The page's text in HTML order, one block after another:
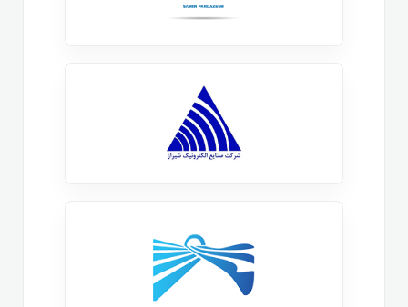
مهارت های ضروری در زمینه یادداشت برداری دیجیتال و
می خواهید از صفر تا صد با قابلیت های وان نوت
(OneNote) آشنا شوید، این دوره میتواند به شما کمک
کند. همچنین، افرادی که قصد دارند به صورت حرفه ای از
از محتوای این دوره بهره مند شوند.